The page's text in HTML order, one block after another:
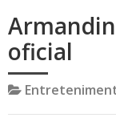
oficial